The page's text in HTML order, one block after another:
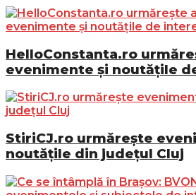
HelloConstanta.ro
evenimente și noutățile
StiriCJ.ro urmărește
noutățile din județul Cluj